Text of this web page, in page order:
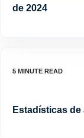
de 2024
Estadísticas